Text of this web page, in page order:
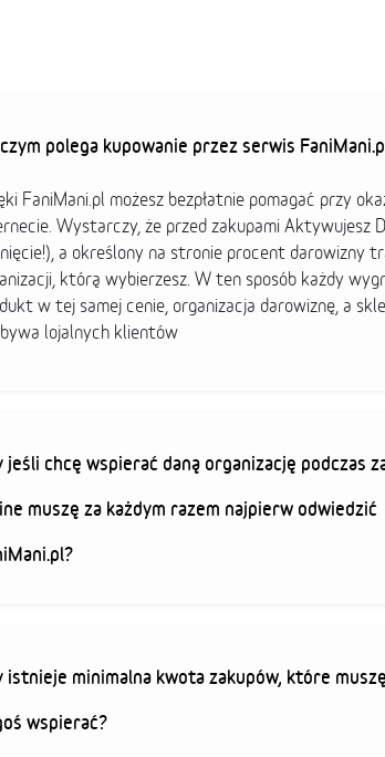
polega kupowanie przez serwis
FaniMani.pl możesz bezpłatnie pomagać przy
Wystarczy, że przed zakupami Aktywujesz
a określony na stronie procent darowizny
którą wybierzesz. W ten sposób każdy
w tej samej cenie, organizacja darowiznę, a
lojalnych klientów
jeśli chcę wspierać daną organizację podczas
muszę za każdym razem najpierw odwiedzić
istnieje minimalna kwota zakupów, które
wspierać?